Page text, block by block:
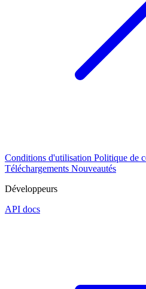
Conditions d'utilisation Politique de
Téléchargements Nouveautés
Développeurs
API docs